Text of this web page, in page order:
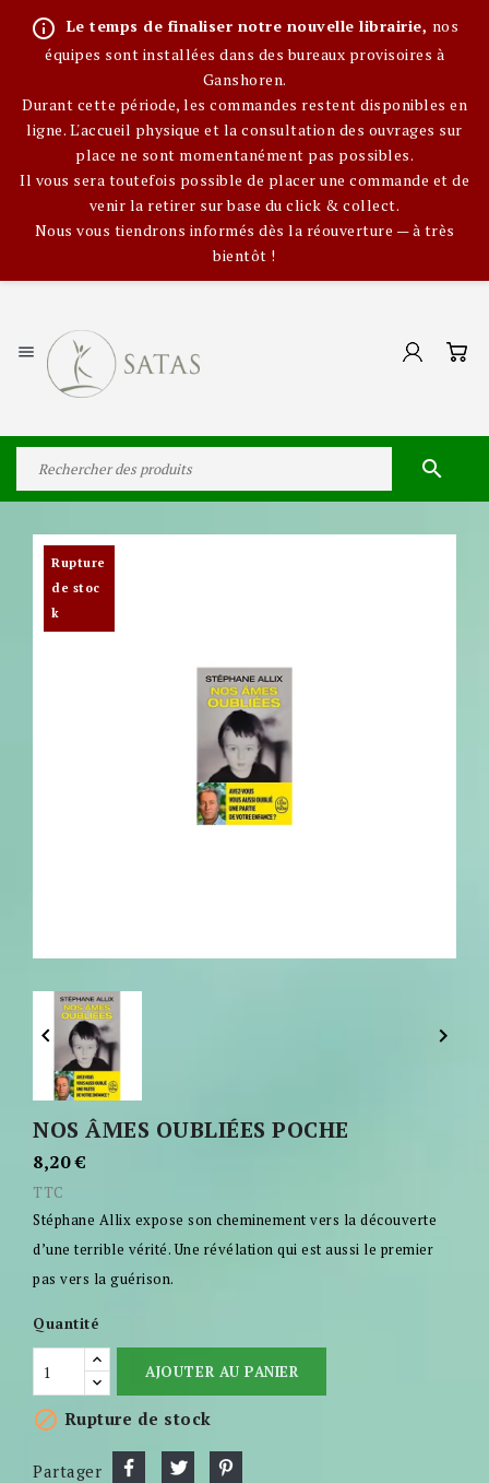
info_outline Le temps de finaliser notre nouvelle librairie, nos
équipes sont installées dans des bureaux provisoires à
Ganshoren.
Durant cette période, les commandes restent disponibles en
ligne. L'accueil physique et la consultation des ouvrages sur
place ne sont momentanément pas possibles.
Il vous sera toutefois possible de placer une commande et de
venir la retirer sur base du click & collect.
Nous vous tiendrons informés dès la réouverture — à très
bientôt !


Rupture
de stoc
k
 
NOS ÂMES OUBLIÉES POCHE
8,20 €
TTC
Stéphane Allix expose son cheminement vers la découverte
d’une terrible vérité. Une révélation qui est aussi le premier
pas vers la guérison.
Quantité
AJOUTER AU PANIER
 Rupture de stock
Partager